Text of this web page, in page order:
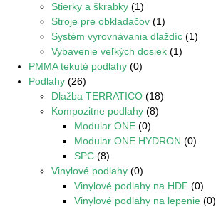
Stierky a škrabky (1)
Stroje pre obkladačov (1)
Systém vyrovnávania dlaždíc (1)
Vybavenie veľkých dosiek (1)
PMMA tekuté podlahy (0)
Podlahy (26)
Dlažba TERRATICO (18)
Kompozitne podlahy (8)
Modular ONE (0)
Modular ONE HYDRON (0)
SPC (8)
Vinylové podlahy (0)
Vinylové podlahy na HDF (0)
Vinylové podlahy na lepenie (0)